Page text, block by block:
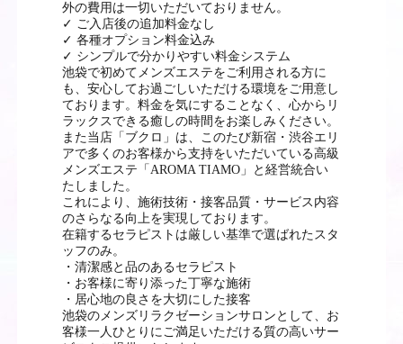
外の費用は一切いただいておりません。
✓ ご入店後の追加料金なし
✓ 各種オプション料金込み
✓ シンプルで分かりやすい料金システム
池袋で初めてメンズエステをご利用される方に
も、安心してお過ごしいただける環境をご用意し
ております。料金を気にすることなく、心からリ
ラックスできる癒しの時間をお楽しみください。
また当店「ブクロ」は、このたび新宿・渋谷エリ
アで多くのお客様から支持をいただいている高級
メンズエステ「AROMA TIAMO」と経営統合い
たしました。
これにより、施術技術・接客品質・サービス内容
のさらなる向上を実現しております。
在籍するセラピストは厳しい基準で選ばれたスタ
ッフのみ。
・清潔感と品のあるセラピスト
・お客様に寄り添った丁寧な施術
・居心地の良さを大切にした接客
池袋のメンズリラクゼーションサロンとして、お
客様一人ひとりにご満足いただける質の高いサー